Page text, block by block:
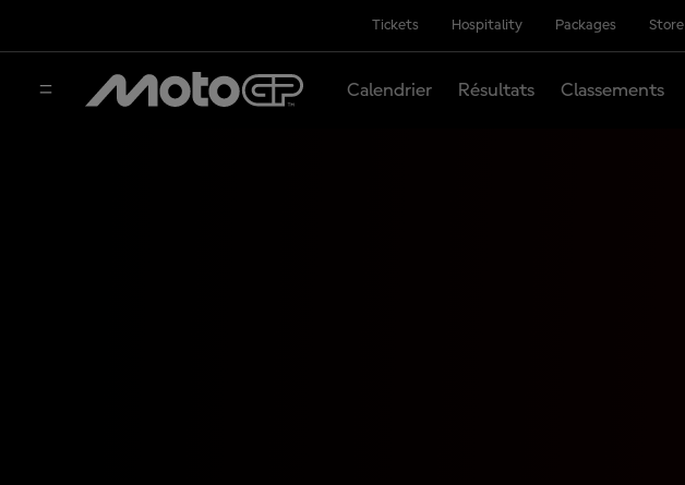
Tickets Hospitality Packages Store
Calendrier Résultats Classements